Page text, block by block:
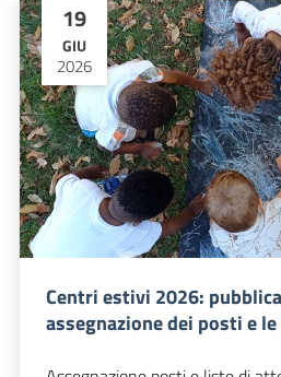
19
GIU
2026
Centri estivi 2026:
assegnazione dei posti e